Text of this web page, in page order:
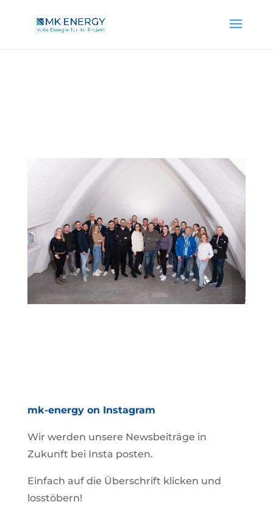
mk-energy on Instagram
Wir werden unsere Newsbeiträge in
Zukunft bei Insta posten.
Einfach auf die Überschrift klicken und
losstöbern!